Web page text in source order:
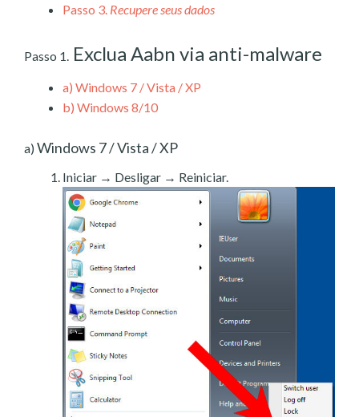
Passo 3. Recupere seus dados
Passo 1. Exclua Aabn via anti-malware
a) Windows 7 / Vista / XP
b) Windows 8/10
a) Windows 7 / Vista / XP
Iniciar → Desligar → Reiniciar.